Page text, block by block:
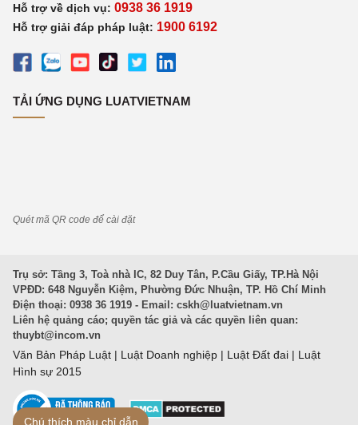
Hỗ trợ về dịch vụ: 0938 36 1919
Hỗ trợ giải đáp pháp luật: 1900 6192
TẢI ỨNG DỤNG LUATVIETNAM
Quét mã QR code để cài đặt
Trụ sở: Tầng 3, Toà nhà IC, 82 Duy Tân, P.Cầu Giấy, TP.Hà Nội
VPĐD: 648 Nguyễn Kiệm, Phường Đức Nhuận, TP. Hồ Chí Minh
Điện thoại: 0938 36 1919 - Email: cskh@luatvietnam.vn
Liên hệ quảng cáo; quyền tác giả và các quyền liên quan:
thuybt@incom.vn
Văn Bản Pháp Luật | Luật Doanh nghiệp | Luật Đất đai | Luật
Hình sự 2015
Chú thích màu chỉ dẫn